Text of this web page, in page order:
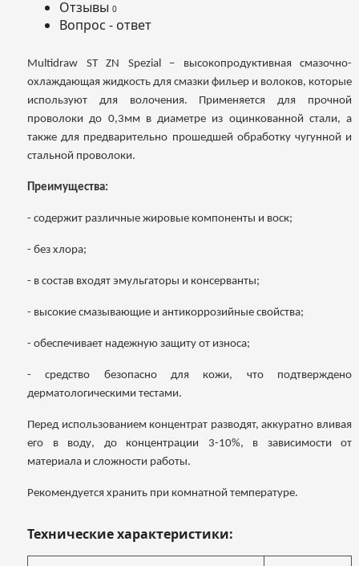
Отзывы 0
Вопрос - ответ
Multidraw ST ZN Spezial – высокопродуктивная смазочно-
охлаждающая жидкость для смазки фильер и волоков, которые
используют для волочения. Применяется для прочной
проволоки до 0,3мм в диаметре из оцинкованной стали, а
также для предварительно прошедшей обработку чугунной и
стальной проволоки.
Преимущества:
- содержит различные жировые компоненты и воск;
- без хлора;
- в состав входят эмульгаторы и консерванты;
- высокие смазывающие и антикоррозийные свойства;
- обеспечивает надежную защиту от износа;
- средство безопасно для кожи, что подтверждено
дерматологическими тестами.
Перед использованием концентрат разводят, аккуратно вливая
его в воду, до концентрации 3-10%, в зависимости от
материала и сложности работы.
Рекомендуется хранить при комнатной температуре.
Технические характеристики: